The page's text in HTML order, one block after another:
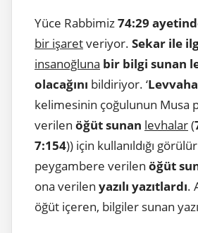
Yüce Rabbimiz74:29
bir işaretveriyor. Sekar ile
insanoğluna bir bilgi sunan
olacağını bildiriyor. ‘
kelimesinin çoğulunun Musa
verilen öğüt sunan levhalar(
7:154)) için kullanıldığı
peygambere verilen öğüt
ona verilen yazılı yazıtlardı.
öğüt içeren, bilgiler sunan